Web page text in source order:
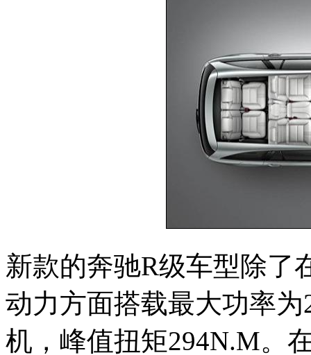
新款的奔驰R级车型除了
动力方面搭载最大功率
机，峰值扭矩294N.M。